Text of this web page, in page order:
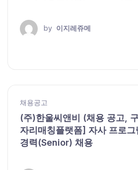
by 이지레쥬메
채용공고
(주)한울씨앤비 (채용 공고,
자리매칭플랫폼] 자사 프로그
경력(Senior) 채용